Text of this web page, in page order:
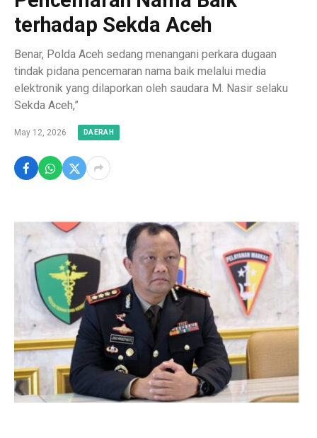
terhadap Sekda Aceh
Benar, Polda Aceh sedang menangani perkara dugaan
tindak pidana pencemaran nama baik melalui media
elektronik yang dilaporkan oleh saudara M. Nasir selaku
Sekda Aceh,”
May 12, 2026 DAERAH